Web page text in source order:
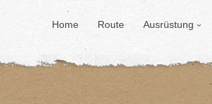
Home Route Ausrüstung